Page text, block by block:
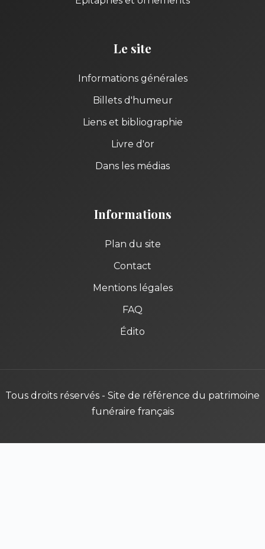
Le site
Informations générales
Billets d'humeur
Liens et bibliographie
Livre d'or
Dans les médias
Informations
Plan du site
Contact
Mentions légales
FAQ
Édito
Tous droits réservés - Site de référence du patrimoine
funéraire français